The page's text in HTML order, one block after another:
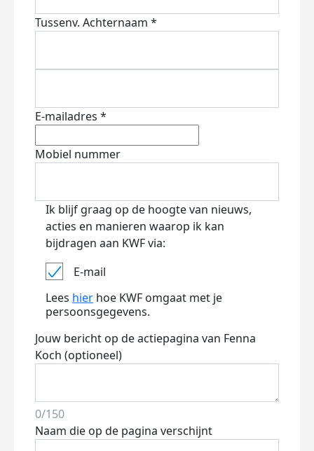
Tussenv. Achternaam *
E-mailadres *
Mobiel nummer
Ik blijf graag op de hoogte van nieuws,
acties en manieren waarop ik kan
bijdragen aan KWF via:
E-mail
Lees hier hoe KWF omgaat met je
persoonsgegevens.
Jouw bericht op de actiepagina van Fenna
Koch (optioneel)
0/150
Naam die op de pagina verschijnt